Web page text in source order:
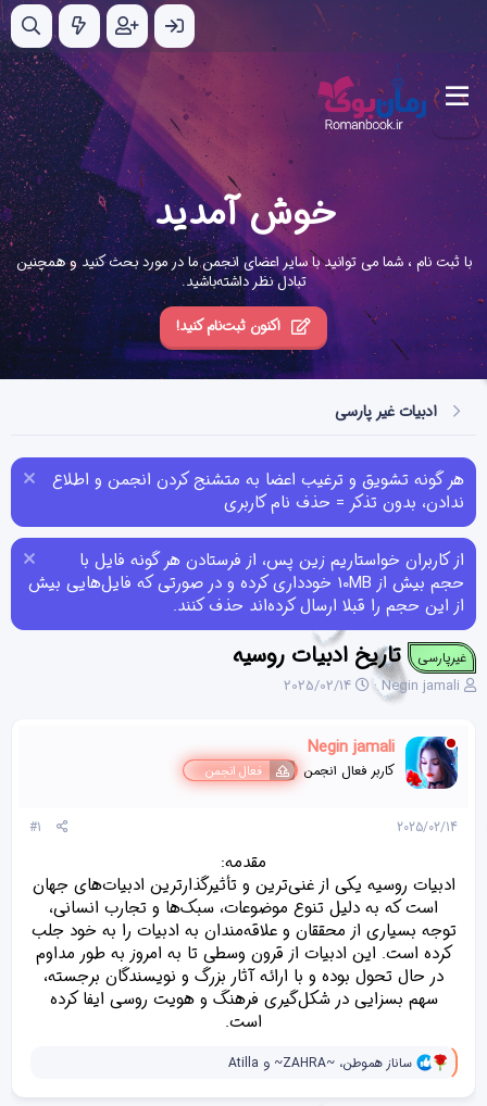
خوش آمدید
با ثبت نام ، شما می توانید با سایر اعضای انجمن ما در مورد بحث کنید و همچنین
تبادل نظر داشته‌باشید.
اکنون ثبت‌نام کنید!
ادبیات غیر پارسی
هر گونه تشویق و ترغیب اعضا به متشنج کردن انجمن و اطلاع
ندادن، بدون تذکر = حذف نام کاربری
از کاربران خواستاریم زین پس، از فرستادن هر گونه فایل با
حجم بیش از 10MB خودداری کرده و در صورتی که فایل‌هایی بیش
از این حجم را قبلا ارسال کرده‌اند حذف کنند.
غیرپارسی تاریخ ادبیات روسیه
ن
س
ن
د
م
Negin jamali
ت
ی
خ
ش
2025/02/14
Negin jamali
کاربر فعال انجمن فعال انجمن
2025/02/14
#1
مقدمه:
ادبیات روسیه یکی از غنی‌ترین و تأثیرگذارترین ادبیات‌های جهان
است که به دلیل تنوع موضوعات، سبک‌ها و تجارب انسانی،
توجه بسیاری از محققان و علاقه‌مندان به ادبیات را به خود جلب
کرده است. این ادبیات از قرون وسطی تا به امروز به طور مداوم
در حال تحول بوده و با ارائه آثار بزرگ و نویسندگان برجسته،
سهم بسزایی در شکل‌گیری فرهنگ و هویت روسی ایفا کرده
است.​
و
ک
ساناز هموطن، ~ZAHRA~ و Atilla